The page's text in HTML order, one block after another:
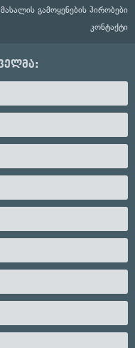
მასალის გამოყენების პირობები
კონტაქტი